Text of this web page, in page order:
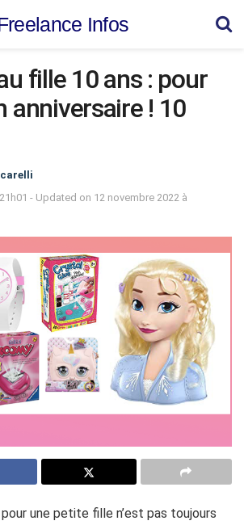
Infos
fille 10 ans : pour
anniversaire ! 10
- Updated on 12 novembre 2022 à
une petite fille n’est pas toujours